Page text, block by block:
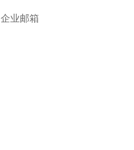
企业邮箱